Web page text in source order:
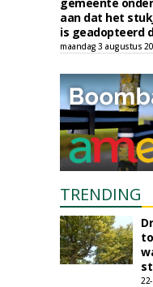
aan dat het
is geadopteerd
maandag 3 augustus
TRENDING